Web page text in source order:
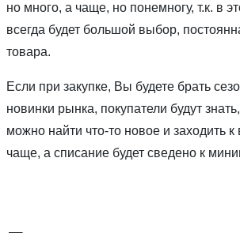
но много, а чаще, но понемногу, т.к. в
всегда будет большой выбор,
товара.
Если при закупке, Вы будете брать
новинки рынка, покупатели будут
можно найти что-то новое и заходить к
чаще, а списание будет сведено к